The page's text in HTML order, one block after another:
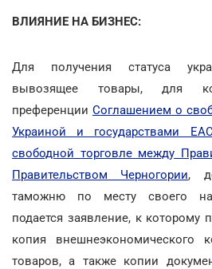
ВЛИЯНИЕ НА БИЗНЕС:
Для получения статуса
вывозящее товары, для
преференции Соглашением о
Украиной и государствами
свободной торговле между
Правительством Черногории,
таможню по месту своего
подается заявление, к которому
копия внешнеэкономического
товаров, а также копии